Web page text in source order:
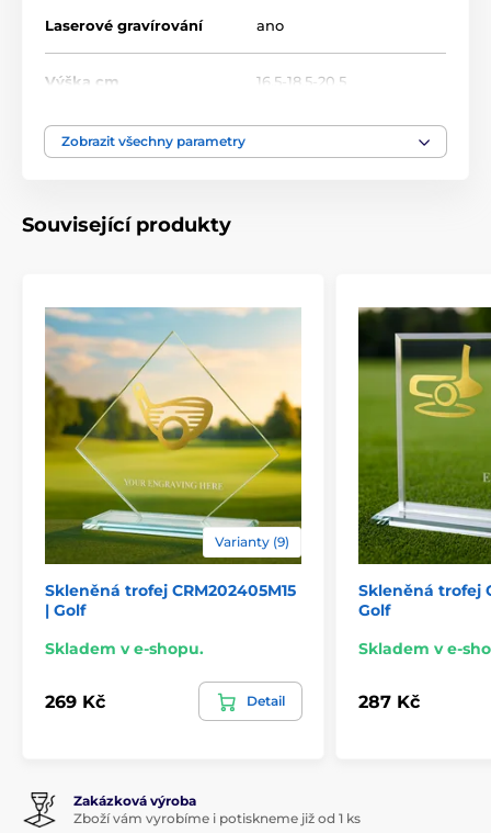
Laserové gravírování ano
Výška cm 16.5-18.5-20.5
Motiv
Způsob personalizace
laserové gravírování,
Zobrazit všechny parametry
Související produkty
Varianty (9)
Skleněná trofej CRM202405M15
| Golf
Skladem v e-shopu.
269 Kč Detail
Skleněná trofej
Golf
Skladem v e-
287 Kč
Zakázková výroba
Zboží vám vyrobíme i potiskneme již od 1 ks